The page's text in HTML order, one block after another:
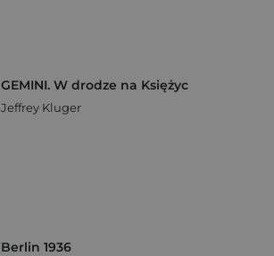
GEMINI. W drodze na Księżyc
Jeffrey Kluger
Berlin 1936